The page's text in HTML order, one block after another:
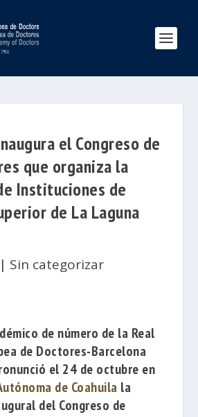
el Congreso de
que organiza la
Instituciones de
de La Laguna
| Sin categorizar
de número de la Real
de Doctores-Barcelona
el 24 de octubre en
de Coahuila la
del Congreso de